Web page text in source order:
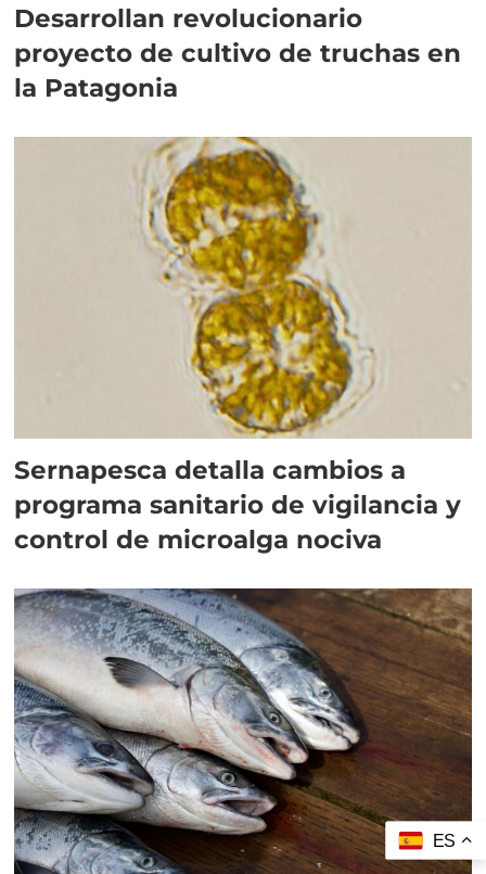
Desarrollan revolucionario
proyecto de cultivo de truchas en
la Patagonia
Sernapesca detalla cambios a
programa sanitario de vigilancia y
control de microalga nociva
ES